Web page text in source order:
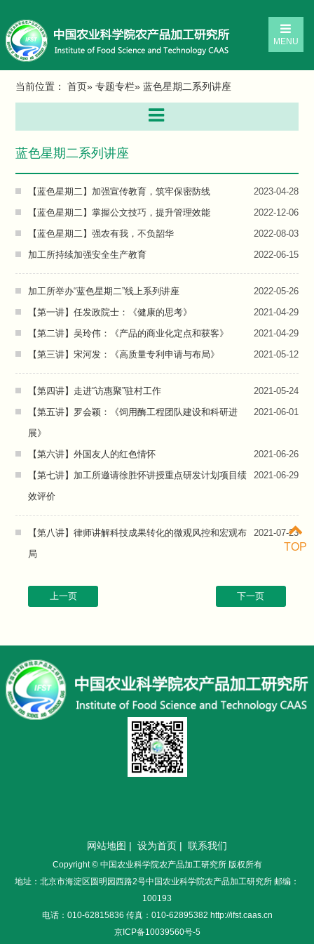
MENU
当前位置：首页»专题专栏» 蓝色星期二系列讲座
蓝色星期二系列讲座
2023-04-28
【蓝色星期二】加强宣传教育，筑牢保密防线
2022-12-06
【蓝色星期二】掌握公文技巧，提升管理效能
2022-08-03
【蓝色星期二】强农有我，不负韶华
2022-06-15
加工所持续加强安全生产教育
2022-05-26
加工所举办“蓝色星期二”线上系列讲座
2021-04-29
【第一讲】任发政院士：《健康的思考》
2021-04-29
【第二讲】吴玲伟：《产品的商业化定点和获客》
2021-05-12
【第三讲】宋河发：《高质量专利申请与布局》
2021-05-24
【第四讲】走进“访惠聚”驻村工作
2021-06-01
【第五讲】罗会颖：《饲用酶工程团队建设和科研进
展》
2021-06-26
【第六讲】外国友人的红色情怀
2021-06-29
【第七讲】加工所邀请徐胜怀讲授重点研发计划项目绩
效评价
2021-07-23
【第八讲】律师讲解科技成果转化的微观风控和宏观布
局
上一页 下一页
网站地图 | 设为首页 | 联系我们
Copyright © 中国农业科学院农产品加工研究所 版权所有
地址：北京市海淀区圆明园西路2号中国农业科学院农产品加工研究所 邮编：
100193
电话：010-62815836 传真：010-62895382 http://ifst.caas.cn
京ICP备10039560号-5
TOP